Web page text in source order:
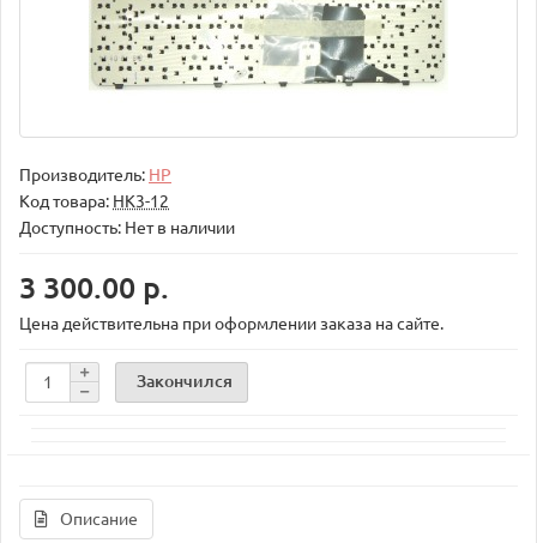
Производитель: HP
Код товара: НК3-12
Доступность: Нет в наличии
3 300.00 р.
Цена действительна при оформлении заказа на сайте.
Закончился
Описание